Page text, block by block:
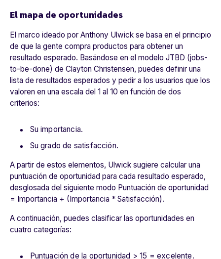
El mapa de oportunidades
El marco ideado por Anthony Ulwick se basa en el principio
de que la gente compra productos para obtener un
resultado esperado. Basándose en el modelo JTBD (jobs-
to-be-done) de Clayton Christensen, puedes definir una
lista de resultados esperados y pedir a los usuarios que los
valoren en una escala del 1 al 10 en función de dos
criterios:
Su importancia.
Su grado de satisfacción.
A partir de estos elementos, Ulwick sugiere calcular una
puntuación de oportunidad para cada resultado esperado,
desglosada del siguiente modo Puntuación de oportunidad
= Importancia + (Importancia * Satisfacción).
A continuación, puedes clasificar las oportunidades en
cuatro categorías:
Puntuación de la oportunidad > 15 = excelente.